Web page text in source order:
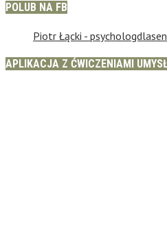
POLUB NA FB
Piotr Łącki -
APLIKACJA Z ĆWICZENIAMI